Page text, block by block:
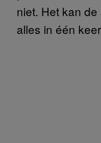
niet. Het kan
alles in één